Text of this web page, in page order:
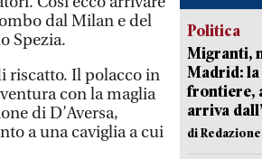
dal Milan e del
Spezia.
riscatto. Il polacco in
con la maglia
di D’Aversa,
a una caviglia a cui
Politica
Migranti,
Madrid:
frontiere,
arriva
di